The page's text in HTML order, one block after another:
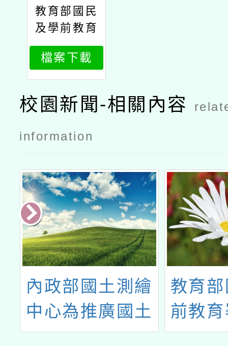
教育部國民
及學前教育
署114年提
升國民中小
學自然科學
領域實驗操
作能力計畫
國中
檔案下載
校園新聞-相關內容
information
內政部國土測繪
中心為推廣國土
測繪圖資，業製
教育
前教
等學